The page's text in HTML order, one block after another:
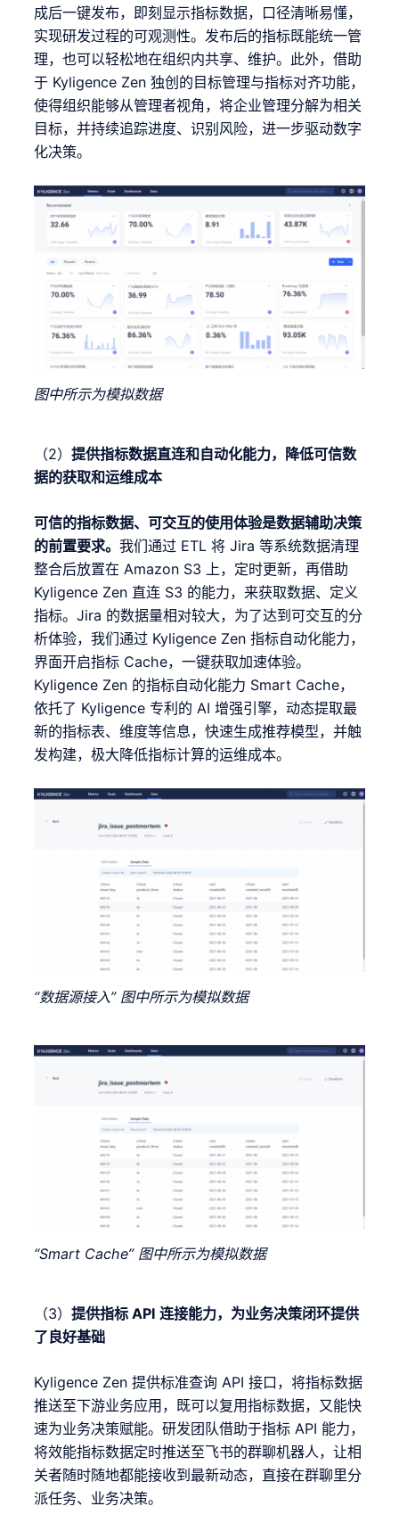
成后一键发布，即刻显示指标数据，口径清晰易懂，
实现研发过程的可观测性。发布后的指标既能统一管
理，也可以轻松地在组织内共享、维护。此外，借助
于 Kyligence Zen 独创的目标管理与指标对齐功能，
使得组织能够从管理者视角，将企业管理分解为相关
目标，并持续追踪进度、识别风险，进一步驱动数字
化决策。
图中所示为模拟数据
（2）提供指标数据直连和自动化能力，降低可信数
据的获取和运维成本
可信的指标数据、可交互的使用体验是数据辅助决策
的前置要求。我们通过 ETL 将 Jira 等系统数据清理
整合后放置在 Amazon S3 上，定时更新，再借助
Kyligence Zen 直连 S3 的能力，来获取数据、定义
指标。Jira 的数据量相对较大，为了达到可交互的分
析体验，我们通过 Kyligence Zen 指标自动化能力，
界面开启指标 Cache，一键获取加速体验。
Kyligence Zen 的指标自动化能力 Smart Cache，
依托了 Kyligence 专利的 AI 增强引擎，动态提取最
新的指标表、维度等信息，快速生成推荐模型，并触
发构建，极大降低指标计算的运维成本。
“数据源接入” 图中所示为模拟数据
“Smart Cache” 图中所示为模拟数据
（3）提供指标 API 连接能力，为业务决策闭环提供
了良好基础
Kyligence Zen 提供标准查询 API 接口，将指标数据
推送至下游业务应用，既可以复用指标数据，又能快
速为业务决策赋能。研发团队借助于指标 API 能力，
将效能指标数据定时推送至飞书的群聊机器人，让相
关者随时随地都能接收到最新动态，直接在群聊里分
派任务、业务决策。